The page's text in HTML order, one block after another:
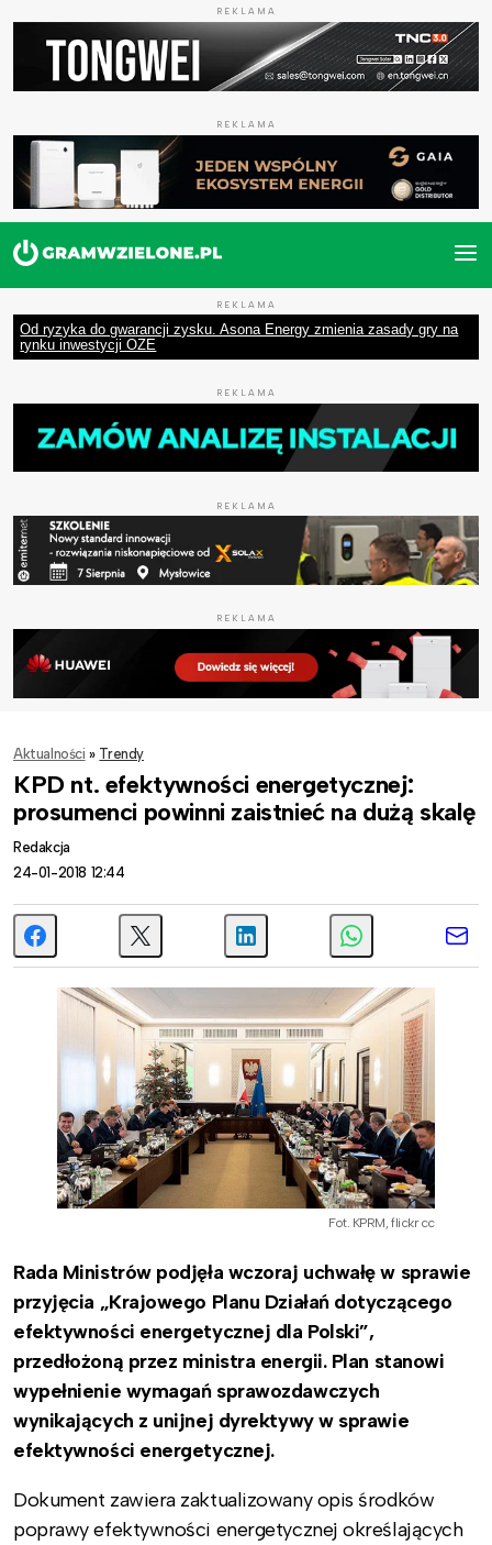
REKLAMA
REKLAMA
REKLAMA
Od ryzyka do gwarancji zysku. Asona Energy zmienia zasady gry na
rynku inwestycji OZE
REKLAMA
REKLAMA
REKLAMA
Aktualności » Trendy
KPD nt. efektywności energetycznej:
prosumenci powinni zaistnieć na dużą skalę
Redakcja
24-01-2018 12:44
Fot. KPRM, flickr cc
Rada Ministrów podjęła wczoraj uchwałę w sprawie
przyjęcia „Krajowego Planu Działań dotyczącego
efektywności energetycznej dla Polski”,
przedłożoną przez ministra energii. Plan stanowi
wypełnienie wymagań sprawozdawczych
wynikających z unijnej dyrektywy w sprawie
efektywności energetycznej.
Dokument zawiera zaktualizowany opis środków
poprawy efektywności energetycznej określających